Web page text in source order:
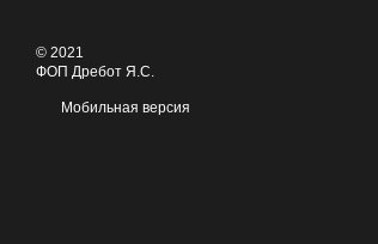
© 2021
ФОП Дребот Я.С.
Мобильная версия